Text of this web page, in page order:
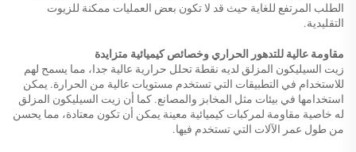
الطلب المرتفع للغاية حيث قد لا تكون بعض العمليات ممكنة للزيوت
التقليدية.
مقاومة عالية للتدهور الحراري وخصائص كيميائية متزايدة
زيت السيليكون المزلق لديه نقطة تحلل حرارية عالية جدا، مما يسمح لهم
للاستخدام في التطبيقات التي تستخدم مستويات عالية من الحرارة. يمكن
استخدامها في بيئات مثل المخابز والمصانع. كما أن زيت السيليكون المزلق
له خاصية مقاومة لمركبات كيميائية معينة يمكن أن تكون معتادة، مما يحسن
من طول عمر الآلات التي تستخدم فيها.